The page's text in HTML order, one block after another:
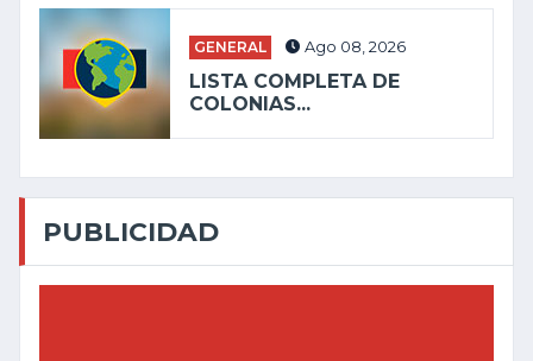
GENERAL Ago 08, 2026
LISTA COMPLETA DE
COLONIAS...
PUBLICIDAD